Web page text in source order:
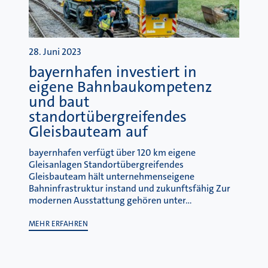
28. Juni 2023
bayernhafen investiert in
eigene Bahnbaukompetenz
und baut
standortübergreifendes
Gleisbauteam auf
bayernhafen verfügt über 120 km eigene
Gleisanlagen Standortübergreifendes
Gleisbauteam hält unternehmenseigene
Bahninfrastruktur instand und zukunftsfähig Zur
modernen Ausstattung gehören unter…
MEHR ERFAHREN